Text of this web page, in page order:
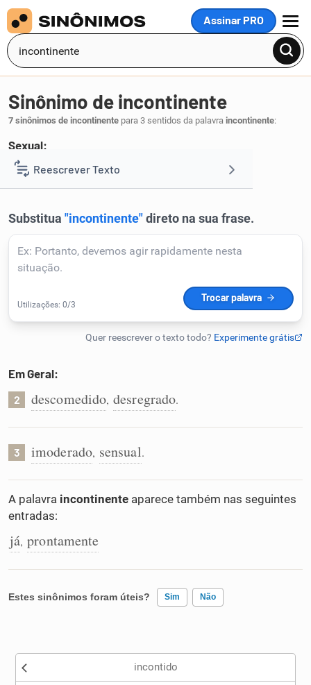
Assinar PRO
MENU
Reescrever Texto
Corrigir Texto
Humanizador de IA
Cata-letras
Caça-palavras
Sinônimos
Sinônimo de incontinente
7 sinônimos de incontinente para 3 sentidos da palavra incontinente:
Sexual:
1 lascivo,libertino
Em Geral:
2 descomedido, desregrado.
3 imoderado, sensual.
A palavra incontinente aparece também nas seguintes
entradas:
já, prontamente
Estes sinônimos foram úteis? Sim Não
Nenhum dos sinônimos apresentados me ajudou
incontido